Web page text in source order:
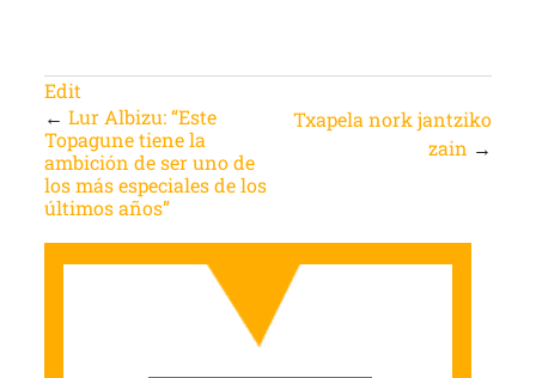
Edit
← Lur Albizu: “Este
Topagune tiene la
ambición de ser uno de
los más especiales de los
últimos años”
Txapela nork jantziko
zain →